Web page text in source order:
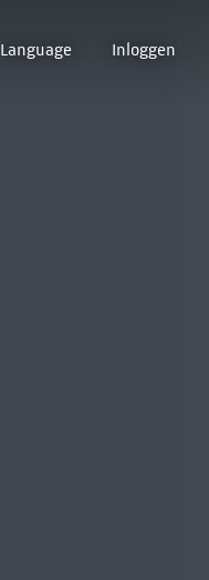
Language Inloggen